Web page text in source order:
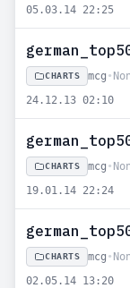
05.03.14 22:25
CHARTS mcg •
24.12.13 02:10
CHARTS mcg •
19.01.14 22:24
CHARTS mcg •
02.05.14 13:20